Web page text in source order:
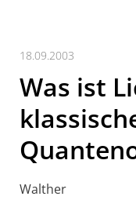
18.09.2003
Was ist
Walther